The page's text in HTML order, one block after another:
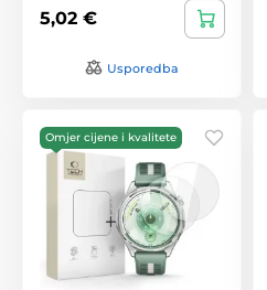
5,02 €
Usporedba
Omjer cijene i kvalitete